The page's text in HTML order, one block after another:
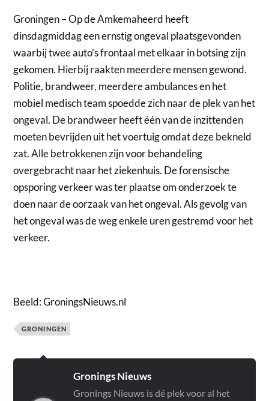
Groningen – Op de Amkemaheerd heeft
dinsdagmiddag een ernstig ongeval plaatsgevonden
waarbij twee auto’s frontaal met elkaar in botsing zijn
gekomen. Hierbij raakten meerdere mensen gewond.
Politie, brandweer, meerdere ambulances en het
mobiel medisch team spoedde zich naar de plek van het
ongeval. De brandweer heeft één van de inzittenden
moeten bevrijden uit het voertuig omdat deze bekneld
zat. Alle betrokkenen zijn voor behandeling
overgebracht naar het ziekenhuis. De forensische
opsporing verkeer was ter plaatse om onderzoek te
doen naar de oorzaak van het ongeval. Als gevolg van
het ongeval was de weg enkele uren gestremd voor het
verkeer.
Beeld: GroningsNieuws.nl
GRONINGEN
Gronings Nieuws
Gronings Nieuws is dé plek voor al het